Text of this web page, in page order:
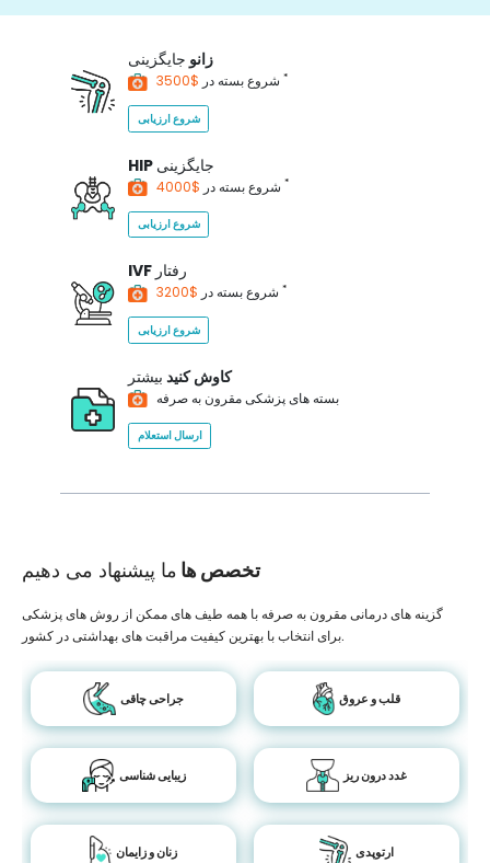
زانو جایگزینی
شروع بسته در *
شروع ارزیابی
HIP جایگزینی
شروع بسته در *
شروع ارزیابی
IVF رفتار
شروع بسته در *
شروع ارزیابی
کاوش کنید بیشتر
بسته های پزشکی مقرون به صرفه
ارسال استعلام
تخصص ها ما پیشنهاد می دهیم
گزینه های درمانی مقرون به صرفه با همه طیف های ممکن از روش های پزشکی
برای انتخاب با بهترین کیفیت مراقبت های بهداشتی در کشور.
جراحی چاقی قلب و عروق
زیبایی شناسی غدد درون ریز
زنان و زایمان ارتوپدی